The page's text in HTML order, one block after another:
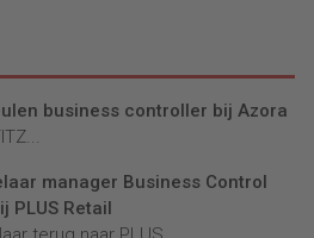
business controller bij Azora
manager Business Control
PLUS Retail